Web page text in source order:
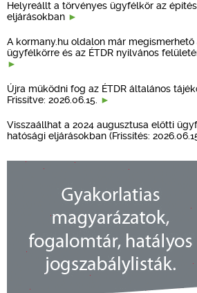
Helyreállt a törvényes ügyfélkör az
eljárásokban
A kormany.hu oldalon már megismerhető
ügyfélkörre és az ÉTDR nyilvános
Újra működni fog az ÉTDR általános
Frissítve: 2026.06.15.
Visszaállhat a 2024 augusztusa előtti
hatósági eljárásokban (Frissítés: